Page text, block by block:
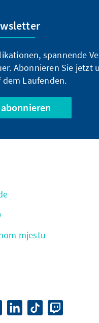
spannende
Abonnieren Sie
dem Laufenden.
mjestu